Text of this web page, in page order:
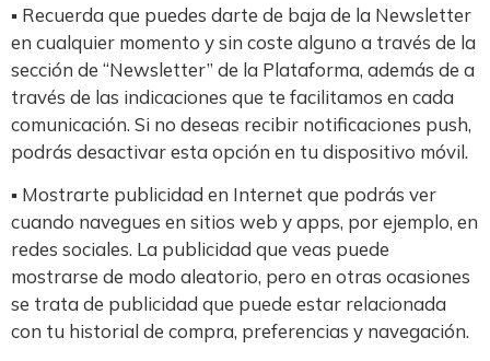
▪ Recuerda que puedes darte de baja de la Newsletter
en cualquier momento y sin coste alguno a través de la
sección de “Newsletter” de la Plataforma, además de a
través de las indicaciones que te facilitamos en cada
comunicación. Si no deseas recibir notificaciones push,
podrás desactivar esta opción en tu dispositivo móvil.
▪ Mostrarte publicidad en Internet que podrás ver
cuando navegues en sitios web y apps, por ejemplo, en
redes sociales. La publicidad que veas puede
mostrarse de modo aleatorio, pero en otras ocasiones
se trata de publicidad que puede estar relacionada
con tu historial de compra, preferencias y navegación.